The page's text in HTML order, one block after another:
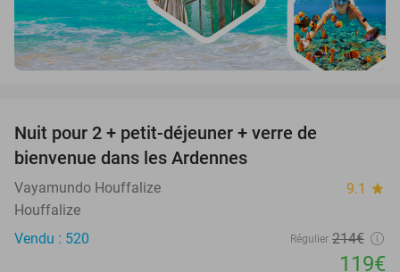
Nuit pour 2 + petit-déjeuner + verre de
bienvenue dans les Ardennes
Vayamundo Houffalize 9.1 star
Houffalize
Vendu : 520
Régulier 214€
119€